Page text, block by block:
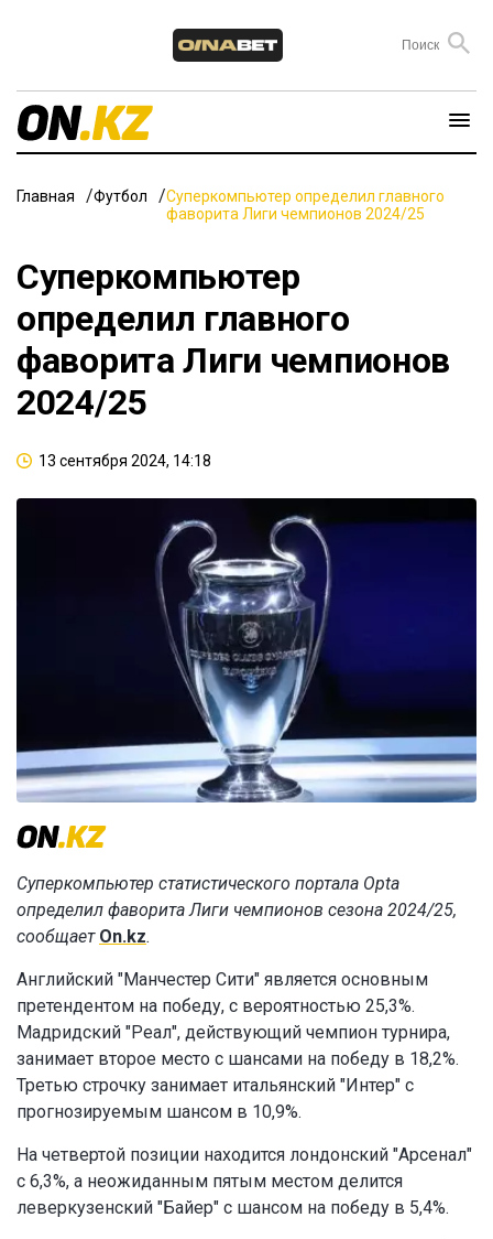
Главная Футбол
Суперкомпьютер определил главного
фаворита Лиги чемпионов 2024/25
Суперкомпьютер
определил главного
фаворита Лиги чемпионов
2024/25
13 сентября 2024, 14:18
Суперкомпьютер статистического портала Opta
определил фаворита Лиги чемпионов сезона 2024/25,
сообщает On.kz.
Английский "Манчестер Сити" является основным
претендентом на победу, с вероятностью 25,3%.
Мадридский "Реал", действующий чемпион турнира,
занимает второе место с шансами на победу в 18,2%.
Третью строчку занимает итальянский "Интер" с
прогнозируемым шансом в 10,9%.
На четвертой позиции находится лондонский "Арсенал"
с 6,3%, а неожиданным пятым местом делится
леверкузенский "Байер" с шансом на победу в 5,4%.